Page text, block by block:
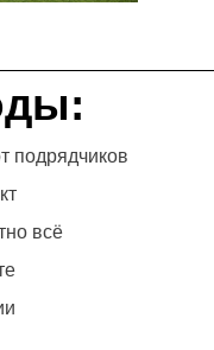
подрядчиков
всё